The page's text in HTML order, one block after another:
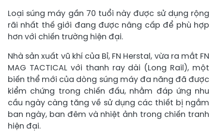
Loại súng máy gần 70 tuổi này được sử dụng rộng
rãi nhất thế giới đang được nâng cấp để phù hợp
hơn với chiến trường hiện đại.
Nhà sản xuất vũ khí của Bỉ, FN Herstal, vừa ra mắt FN
MAG TACTICAL với thanh ray dài (Long Rail), một
biến thể mới của dòng súng máy đa năng đã được
kiểm chứng trong chiến đấu, nhằm đáp ứng nhu
cầu ngày càng tăng về sử dụng các thiết bị ngắm
ban ngày, ban đêm và nhiệt ảnh trong chiến tranh
hiện đại.